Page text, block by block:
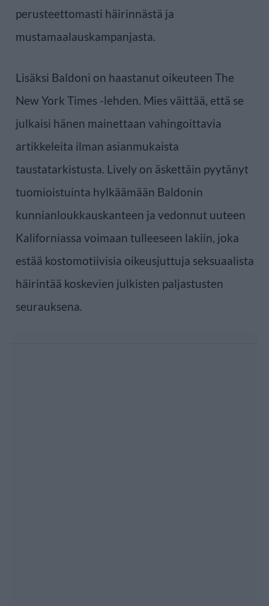
perusteettomasti häirinnästä ja
mustamaalauskampanjasta.
Lisäksi Baldoni on haastanut oikeuteen The
New York Times -lehden. Mies väittää, että se
julkaisi hänen mainettaan vahingoittavia
artikkeleita ilman asianmukaista
taustatarkistusta. Lively on äskettäin pyytänyt
tuomioistuinta hylkäämään Baldonin
kunnianloukkauskanteen ja vedonnut uuteen
Kaliforniassa voimaan tulleeseen lakiin, joka
estää kostomotiivisia oikeusjuttuja seksuaalista
häirintää koskevien julkisten paljastusten
seurauksena.